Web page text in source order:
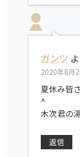
ガンツ
2020年8月
夏休み皆
^
木次君の
返信